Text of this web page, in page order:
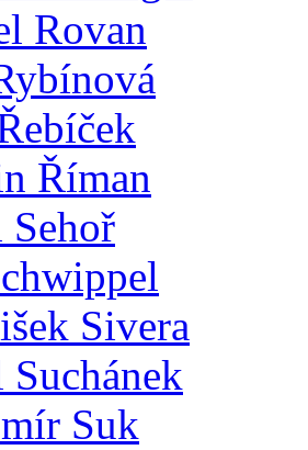
Rovan
Říman
Sehoř
Sivera
Suchánek
Suk